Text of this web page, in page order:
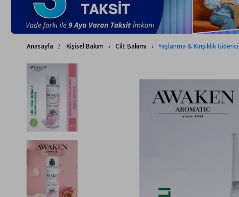
Anasayfa Kişisel Bakım Cilt Bakımı Yaşlanma & Kırışıklık Giderici